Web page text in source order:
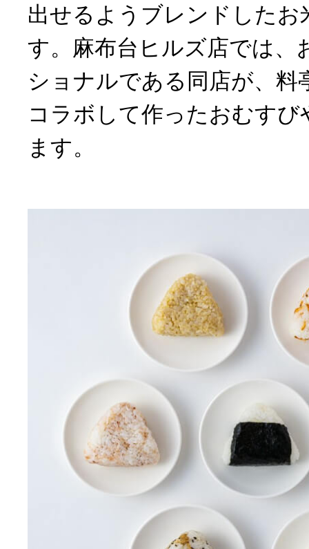
出せるようブレンドしたお
す。麻布台ヒルズ店では、
ショナルである同店が、料
コラボして作ったおむす
ます。